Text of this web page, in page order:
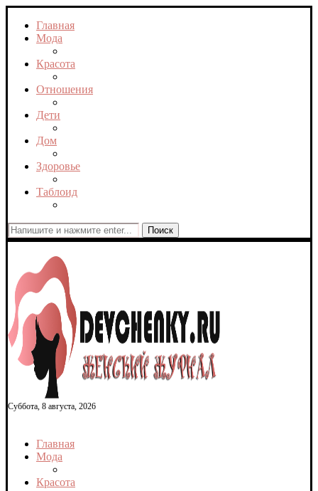
Главная
Мода
Красота
Отношения
Дети
Дом
Здоровье
Таблоид
Поиск
Суббота, 8 августа, 2026
Главная
Мода
Красота